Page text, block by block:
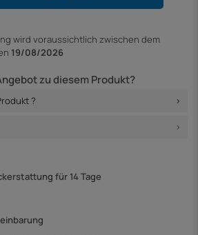
wird voraussichtlich zwischen dem
19/08/2026
zu diesem Produkt?
?
für 14 Tage